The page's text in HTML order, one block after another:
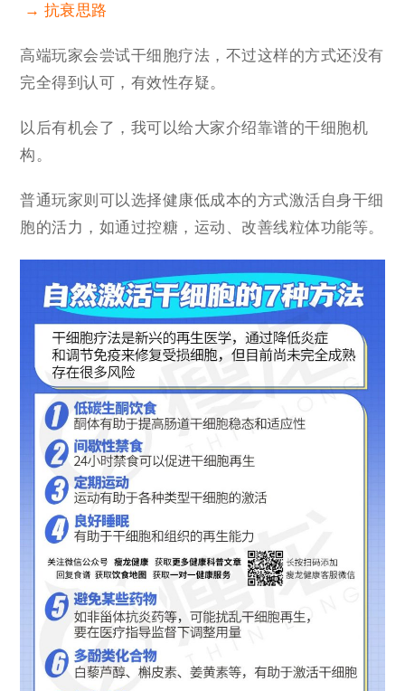
→ 抗衰思路
高端玩家会尝试干细胞疗法，不过这样的方式还没有
完全得到认可，有效性存疑。
以后有机会了，我可以给大家介绍靠谱的干细胞机
构。
普通玩家则可以选择健康低成本的方式激活自身干细
胞的活力，如通过控糖，运动、改善线粒体功能等。